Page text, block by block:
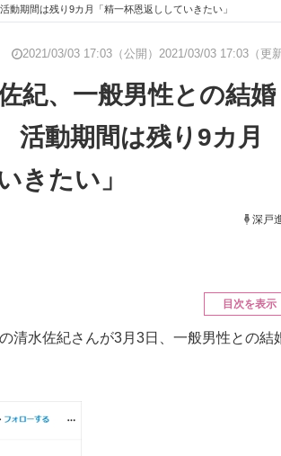
経営
IT製品の技術・比較・事例 製造
エ
期間は残り9カ月「精一杯恩返ししていきたい」
2021/03/03 17:03（公開） 2021/03/03 17:03（更新
紀、一般男性との結婚
動期間は残り9カ月
きたい」
深戸
目次を表示
清水佐紀さんが3月3日、一般男性との結